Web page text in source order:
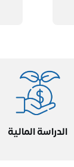
الدراسة المالية